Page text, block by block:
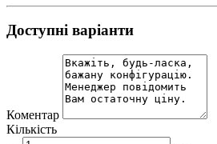
Доступні варіанти
Коментар
Кількість